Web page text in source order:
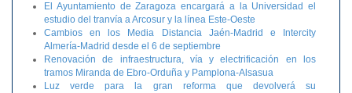
El Ayuntamiento de Zaragoza encargará a la Universidad el
estudio del tranvía a Arcosur y la línea Este-Oeste
Cambios en los Media Distancia Jaén-Madrid e Intercity
Almería-Madrid desde el 6 de septiembre
Renovación de infraestructura, vía y electrificación en los
tramos Miranda de Ebro-Orduña y Pamplona-Alsasua
Luz verde para la gran reforma que devolverá su